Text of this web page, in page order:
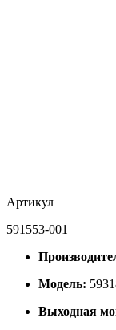
Артикул
591553-001
Модель:
Выходная